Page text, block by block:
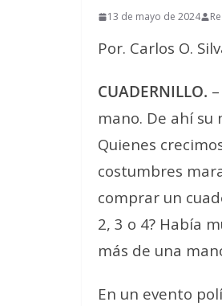
13 de mayo de 2024
Por. Carlos O.
CUADERNILLO.
mano. De ahí su
Quienes
costumbres
comprar un
2, 3 o 4? Había
más de una
En un evento